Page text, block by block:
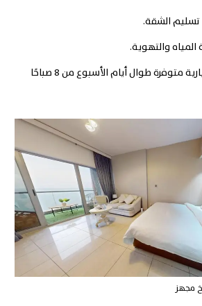
الشقة.
والتهوية.
خدمة تنظيف اختيارية متوفرة طوال أيام الأسبوع من 8 صباحًا
مجهز